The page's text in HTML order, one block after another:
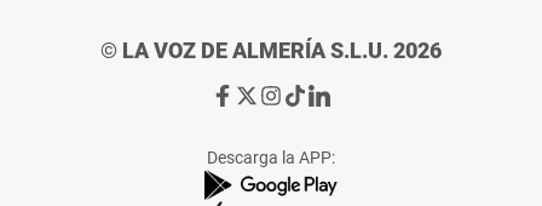
© LA VOZ DE ALMERÍA S.L.U. 2026
Ir
de
La
Ir
de
La
Ir
de
La
Ir
de
La
Ir
de
La
Descarga la APP: